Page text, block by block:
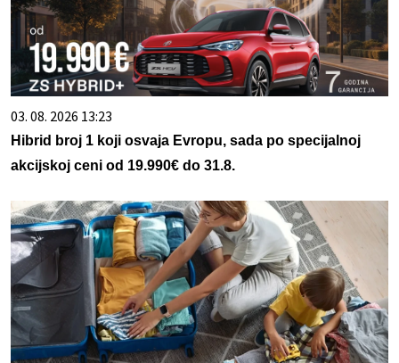
03. 08. 2026 13:23
Hibrid broj 1 koji osvaja Evropu, sada po specijalnoj
akcijskoj ceni od 19.990€ do 31.8.